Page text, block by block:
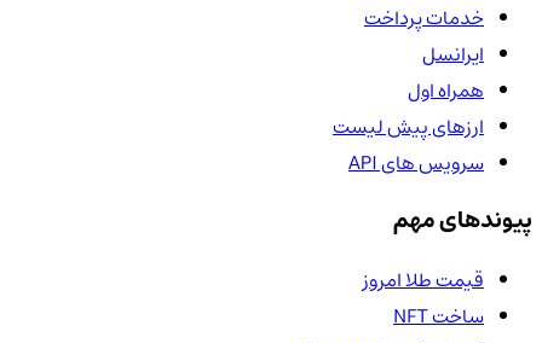
خدمات پرداخت
ایرانسل
همراه اول
ارزهای پیش لیست
سرویس های API
پیوندهای مهم
قیمت طلا امروز
ساخت NFT